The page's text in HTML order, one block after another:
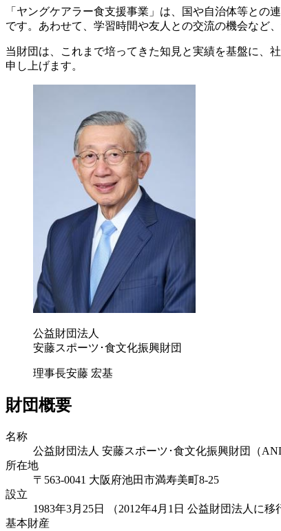
「ヤングケアラー食支援事業」は、国や自治体等と
です。あわせて、学習時間や友人との交流の機会など
当財団は、これまで培ってきた知見と実績を基盤に、
申し上げます。
公益財団法人
安藤スポーツ･食文化振興財団
理事長安藤 宏基
財団概要
名称
公益財団法人 安藤スポーツ･食文化振興財団（
所在地
〒563-0041 大阪府池田市満寿美町8-25
設立
1983年3月25日 （2012年4月1日 公益財団法人に移
基本財産